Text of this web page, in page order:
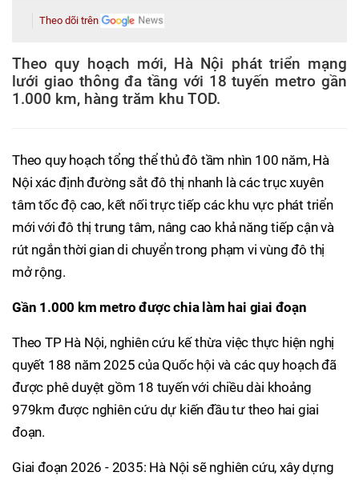
Theo dõi trên
Theo quy hoạch mới, Hà Nội phát triển mạng
lưới giao thông đa tầng với 18 tuyến metro gần
1.000 km, hàng trăm khu TOD.
Theo quy hoạch tổng thể thủ đô tầm nhìn 100 năm, Hà
Nội xác định đường sắt đô thị nhanh là các trục xuyên
tâm tốc độ cao, kết nối trực tiếp các khu vực phát triển
mới với đô thị trung tâm, nâng cao khả năng tiếp cận và
rút ngắn thời gian di chuyển trong phạm vi vùng đô thị
mở rộng.
Gần 1.000 km metro được chia làm hai giai đoạn
Theo TP Hà Nội, nghiên cứu kế thừa việc thực hiện nghị
quyết 188 năm 2025 của Quốc hội và các quy hoạch đã
được phê duyệt gồm 18 tuyến với chiều dài khoảng
979km được nghiên cứu dự kiến đầu tư theo hai giai
đoạn.
Giai đoạn 2026 - 2035: Hà Nội sẽ nghiên cứu, xây dựng